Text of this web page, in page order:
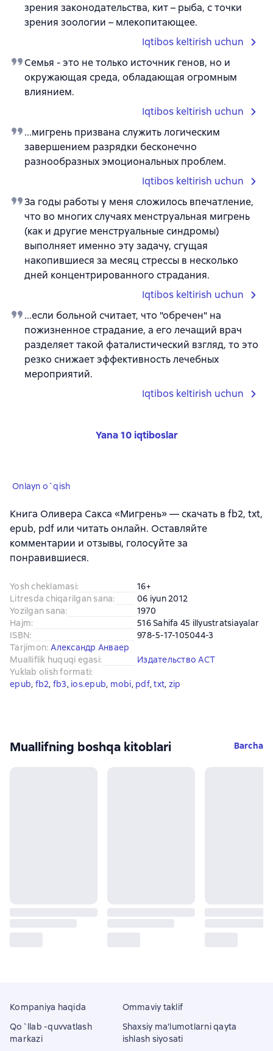
зрения законодательства, кит – рыба, с точки
зрения зоологии – млекопитающее.
Iqtibos keltirish uchun
Семья - это не только источник генов, но и
окружающая среда, обладающая огромным
влиянием.
Iqtibos keltirish uchun
...мигрень призвана служить логическим
завершением разрядки бесконечно
разнообразных эмоциональных проблем.
Iqtibos keltirish uchun
За годы работы у меня сложилось впечатление,
что во многих случаях менструальная мигрень
(как и другие менструальные синдромы)
выполняет именно эту задачу, сгущая
накопившиеся за месяц стрессы в несколько
дней концентрированного страдания.
Iqtibos keltirish uchun
...если больной считает, что "обречен" на
пожизненное страдание, а его лечащий врач
разделяет такой фаталистический взгляд, то это
резко снижает эффективность лечебных
мероприятий.
Iqtibos keltirish uchun
Yana 10 iqtiboslar
Onlayn o`qish
Книга Оливера Сакса «Мигрень» — скачать в fb2, txt,
epub, pdf или читать онлайн. Оставляйте
комментарии и отзывы, голосуйте за
понравившиеся.
Yosh cheklamasi:
16+
Litresda chiqarilgan sana:
06 iyun 2012
Yozilgan sana:
1970
Hajm:
516 Sahifa 45 illyustratsiayalar
ISBN:
978-5-17-105044-3
Tarjimon: Александр Анваер
Mualliflik huquqi egasi:
Издательство АСТ
Yuklab olish formati:
epub, fb2, fb3, ios.epub, mobi, pdf, txt, zip
Muallifning boshqa kitoblari Barcha
Kompaniya haqida
Qo`llab -quvvatlash
markazi
Ommaviy taklif
Shaxsiy ma'lumotlarni qayta
ishlash siyosati